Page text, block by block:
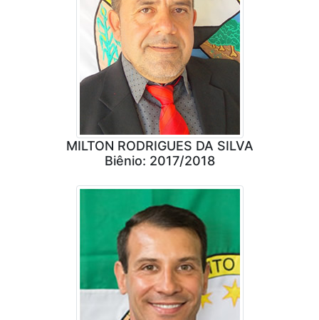
MILTON RODRIGUES DA SILVA
Biênio: 2017/2018